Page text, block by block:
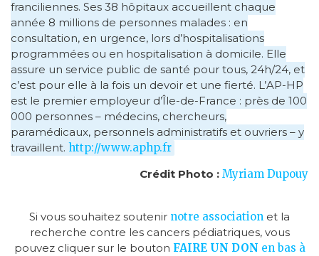
franciliennes. Ses 38 hôpitaux accueillent chaque
année 8 millions de personnes malades : en
consultation, en urgence, lors d’hospitalisations
programmées ou en hospitalisation à domicile. Elle
assure un service public de santé pour tous, 24h/24, et
c’est pour elle à la fois un devoir et une fierté. L’AP-HP
est le premier employeur d’Île-de-France : près de 100
000 personnes – médecins, chercheurs,
paramédicaux, personnels administratifs et ouvriers – y
travaillent. http://www.aphp.fr
Crédit Photo : Myriam Dupouy
Si vous souhaitez soutenir notre association et la
recherche contre les cancers pédiatriques, vous
pouvez cliquer sur le bouton FAIRE UN DON en bas à